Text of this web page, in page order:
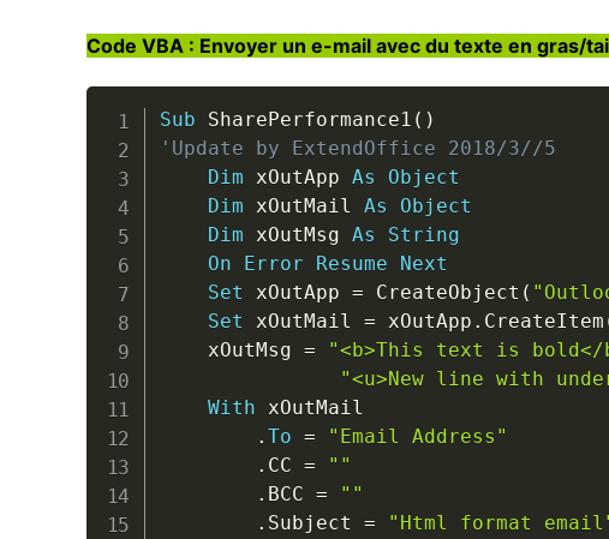
Code VBA : Envoyer un e-mail avec du texte en gras/
Sub SharePerformance1 ( )
'Update by ExtendOffice 2018/3//5
Dim xOutApp As
Object
Dim xOutMail As
Object
Dim xOutMsg As
String
On
Error Resume
Next
Set xOutApp = CreateObject (
Set xOutMail = xOutApp . CreateItem
    xOutMsg
=
"<b>This text is bold</
"<u>New line with
With xOutMail
. To =
"Email Address"
. CC =
""
. BCC =
""
. Subject =
"Html format